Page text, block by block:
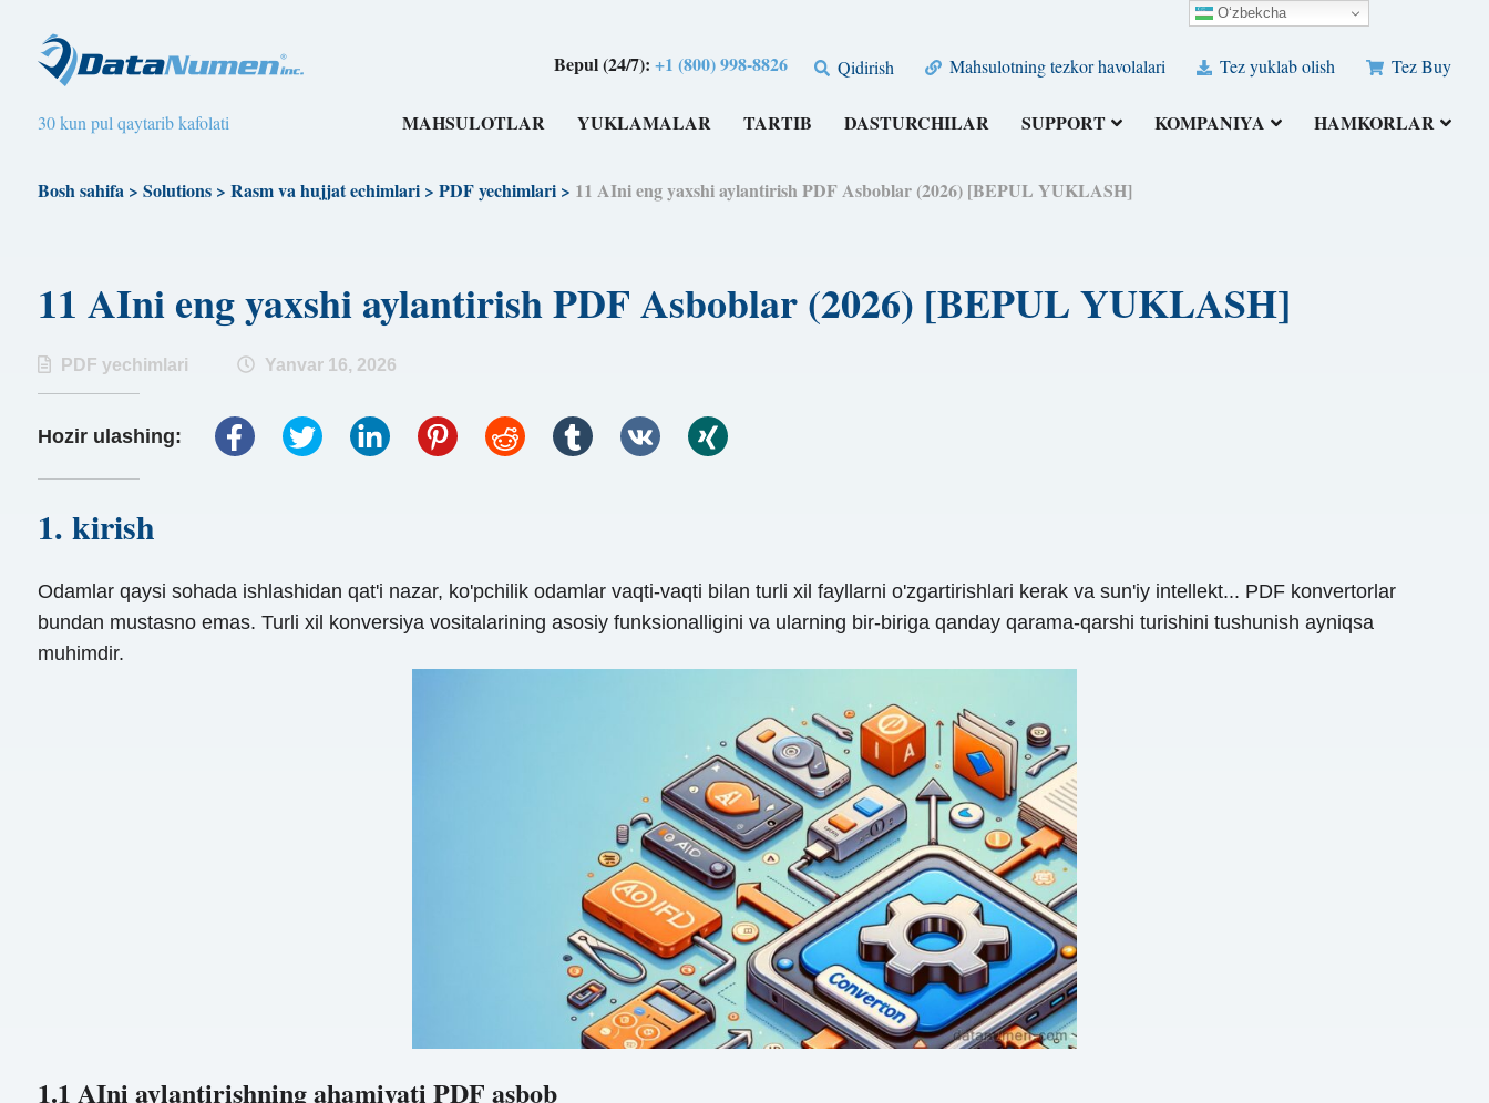
Bepul (24/7):+1 (800) 998-8826 Qidirish Mahsulotning tezkor havolalari Tez yuklab olish Tez Buy
30 kun pul qaytarib kafolati MAHSULOTLAR YUKLAMALAR TARTIB DASTURCHILAR SUPPORT KOMPANIYA HAMKORLAR
Bosh sahifa> Solutions> Rasm va hujjat echimlari> PDF yechimlari> 11 AIni eng yaxshi aylantirish PDF Asboblar (2026) [BEPUL YUKLASH]
11 AIni eng yaxshi aylantirish PDF Asboblar (2026) [BEPUL YUKLASH]
PDF yechimlari Yanvar 16, 2026
Hozir ulashing:
1. kirish
Odamlar qaysi sohada ishlashidan qat'i nazar, ko'pchilik odamlar vaqti-vaqti bilan turli xil fayllarni o'zgartirishlari kerak va sun'iy intellekt... PDF konvertorlar
bundan mustasno emas. Turli xil konversiya vositalarining asosiy funksionalligini va ularning bir-biriga qanday qarama-qarshi turishini tushunish ayniqsa
muhimdir.
1.1 AIni aylantirishning ahamiyati PDF asbob
O‘zbekcha